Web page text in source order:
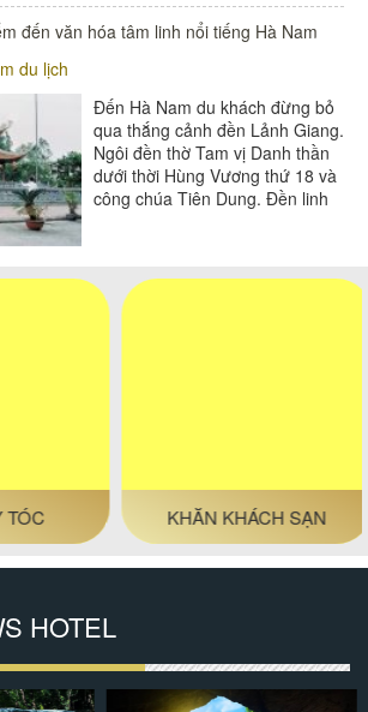
đến văn hóa tâm linh nổi tiếng Hà Nam
du lịch
Đến Hà Nam du khách đừng bỏ
qua thắng cảnh đền Lảnh Giang.
Ngôi đền thờ Tam vị Danh thần
dưới thời Hùng Vương thứ 18 và
công chúa Tiên Dung. Đền linh
KHĂN KHÁCH SẠN
HOTEL